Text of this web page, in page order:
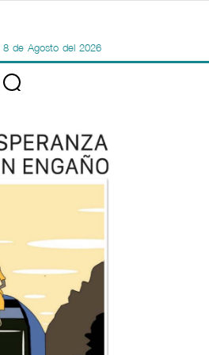
8 de Agosto del 2026